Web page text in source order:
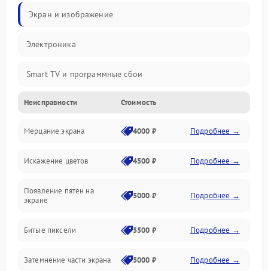
Экран и изображение
Электроника
Smart TV и программные сбои
Питание и запуск
Подсветка и LED-модули
Звук и аудиосистема
Сигнал и приём каналов
Механические повреждения
Неисправности Стоимость
Мерцание экрана 4000 ₽ Подробнее →
Искажение цветов 4500 ₽ Подробнее →
Появление пятен на
экране
5000 ₽ Подробнее →
Битые пиксели 5500 ₽ Подробнее →
Затемнение части экрана 5000 ₽ Подробнее →